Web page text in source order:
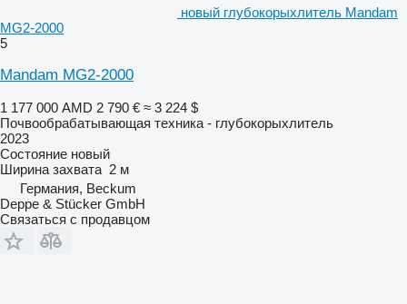
новый глубокорыхлитель Mandam
MG2-2000
5
Mandam MG2-2000
1 177 000 AMD 2 790 € ≈ 3 224 $
Почвообрабатывающая техника - глубокорыхлитель
2023
Состояние новый
Ширина захвата 2 м
Германия, Beckum
Deppe & Stücker GmbH
Связаться с продавцом